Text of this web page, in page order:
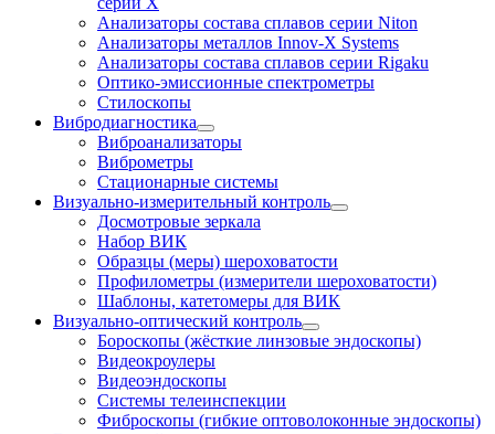
Анализаторы состава сплавов серии Niton
Анализаторы металлов Innov-X Systems
Анализаторы состава сплавов серии Rigaku
Оптико-эмиссионные спектрометры
Стилоскопы
Вибродиагностика
Виброанализаторы
Виброметры
Стационарные системы
Визуально-измерительный контроль
Досмотровые зеркала
Набор ВИК
Образцы (меры) шероховатости
Профилометры (измерители шероховатости)
Шаблоны, катетомеры для ВИК
Визуально-оптический контроль
Бороскопы (жёсткие линзовые эндоскопы)
Видеокроулеры
Видеоэндоскопы
Системы телеинспекции
Фиброскопы (гибкие оптоволоконные эндоскопы)